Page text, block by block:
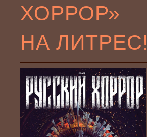
ХОРРОР»
НА ЛИТРЕС!